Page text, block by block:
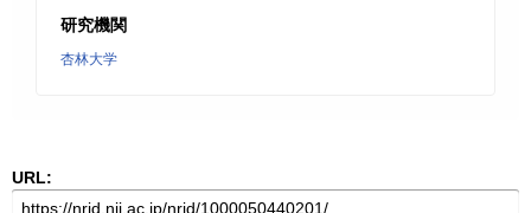
研究機関
杏林大学
URL: